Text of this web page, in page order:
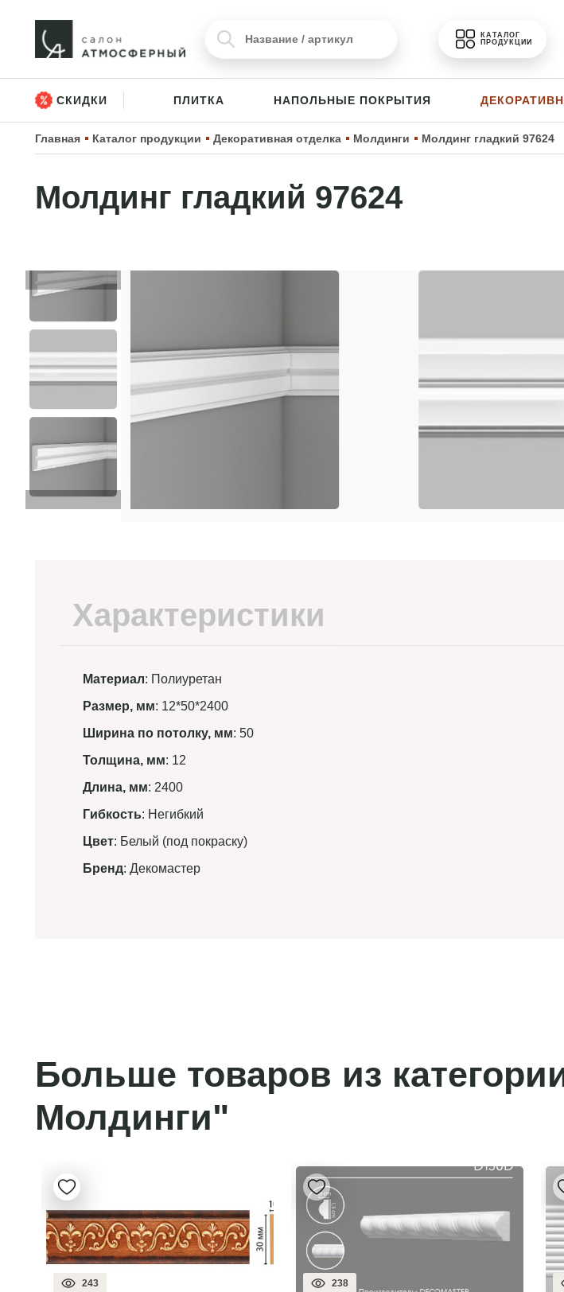
КАТАЛОГ
ПРОДУКЦИИ
СКИДКИ ПЛИТКА НАПОЛЬНЫЕ ПОКРЫТИЯ
Главная Каталог продукции Декоративная отделка Молдинги Молдинг гладкий 97624
Молдинг гладкий 97624
Характеристики
Материал: Полиуретан
Размер, мм: 12*50*2400
Ширина по потолку, мм: 50
Толщина, мм: 12
Длина, мм: 2400
Гибкость: Негибкий
Цвет: Белый (под покраску)
Бренд: Декомастер
Больше товаров из
Молдинги"
243 238